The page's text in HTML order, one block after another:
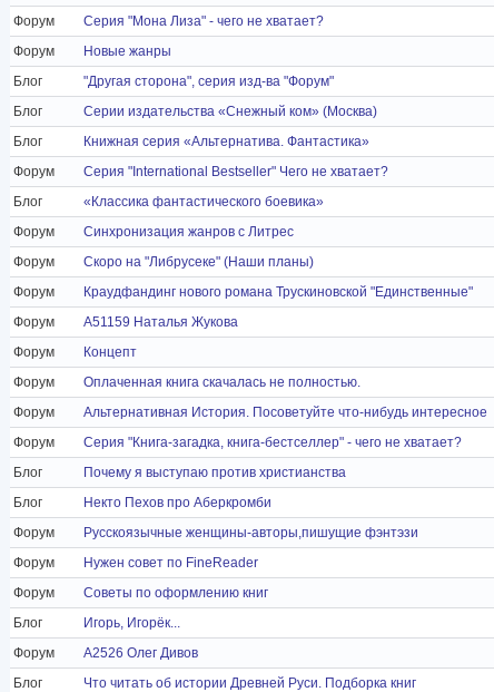
Форум Серия "Мона Лиза" - чего не хватает?
Форум
Новые жанры
Блог
"Другая сторона", серия изд-ва "Форум"
Блог
Серии издательства «Снежный ком» (Москва)
Блог
Книжная серия «Альтернатива. Фантастика»
Форум
Серия "International Bestseller" Чего не хватает?
Блог
«Классика фантастического боевика»
Форум
Синхронизация жанров с Литрес
Форум
Скоро на "Либрусеке" (Наши планы)
Форум
Краудфандинг нового романа Трускиновской "Единственные"
Форум
A51159 Наталья Жукова
Форум
Концепт
Форум
Оплаченная книга скачалась не полностью.
Форум
Альтернативная История. Посоветуйте что-нибудь интересное
Форум
Серия "Книга-загадка, книга-бестселлер" - чего не хватает?
Блог
Почему я выступаю против христианства
Блог
Некто Пехов про Аберкромби
Форум
Русскоязычные женщины-авторы,пишущие фэнтэзи
Форум
Нужен совет по FineReader
Форум
Советы по оформлению книг
Блог
Игорь, Игорёк...
Форум
A2526 Олег Дивов
Блог
Что читать об истории Древней Руси. Подборка книг